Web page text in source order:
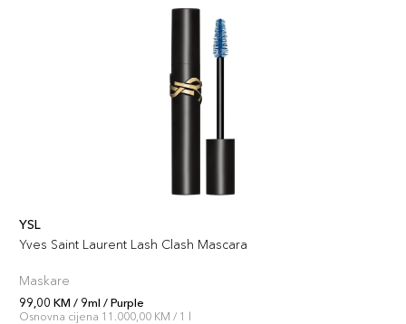
YSL
Yves Saint Laurent Lash Clash Mascara
Maskare
99,00 KM / 9ml / Purple
Osnovna cijena 11.000,00 KM / 1 l